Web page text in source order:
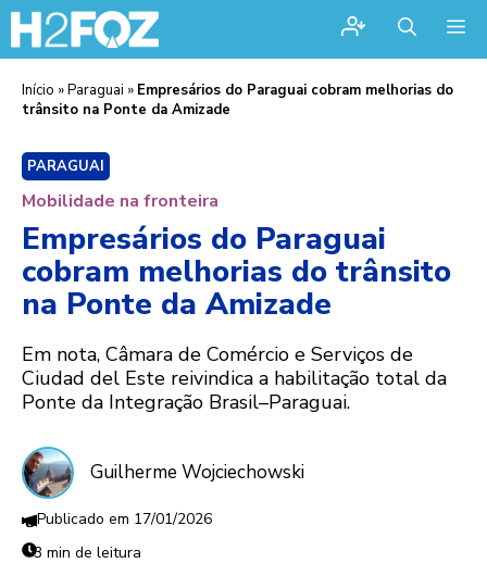
Início »Paraguai » Empresários do Paraguai cobram melhorias do
trânsito na Ponte da Amizade
PARAGUAI
Mobilidade na fronteira
Empresários do Paraguai
cobram melhorias do trânsito
na Ponte da Amizade
Em nota, Câmara de Comércio e Serviços de
Ciudad del Este reivindica a habilitação total da
Ponte da Integração Brasil–Paraguai.
Guilherme Wojciechowski
17/01/2026
3 min de leitura